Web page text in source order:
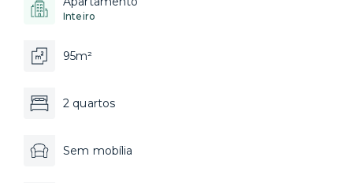
Inteiro
95m²
2 quartos
Sem mobília